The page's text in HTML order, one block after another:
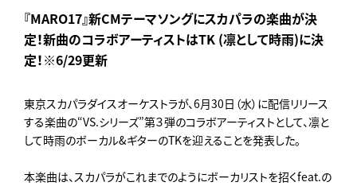
『MARO17』新CMテーマソングにスカパラの楽曲が決
定！新曲のコラボアーティストはTK (凛として時雨)に決
定！※6/29更新
東京スカパラダイスオーケストラが、6月30日（水） に配信リリース
する楽曲の“VS.シリーズ”第３弾のコラボアーティストとして、凛と
して時雨のボーカル&ギターのTKを迎えることを発表した。
本楽曲は、スカパラがこれまでのようにボーカリストを招くfeat.の